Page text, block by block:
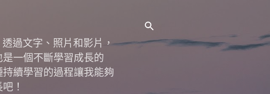
過文字、照片和影片，
一個不斷學習成長的
續學習的過程讓我能夠
！